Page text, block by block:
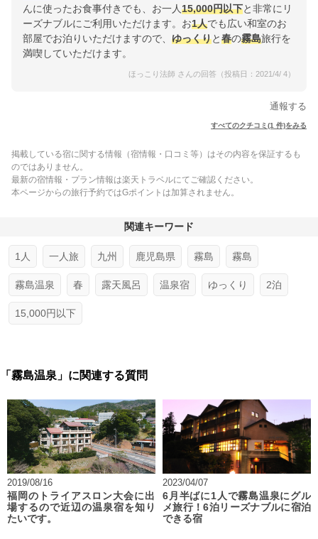
んに使ったお食事付きでも、お一人15,000円以下と非常にリ
ーズナブルにご利用いただけます。お1人でも広い和室のお
部屋でお泊りいただけますので、 ゆっくりと春の霧島旅行を
満喫していただけます。
ほっこり法師 さんの回答（投稿日：2021/4/ 4）
通報する
すべてのクチコミ(1 件)をみる
掲載している宿に関する情報（宿情報・口コミ等）はその内容を保証するも
のではありません。
最新の宿情報・プラン情報は楽天トラベルにてご確認ください。
本ページからの旅行予約ではGポイントは加算されません。
関連キーワード
1人 一人旅 九州 鹿児島県 霧島 霧島
霧島温泉 春 露天風呂 温泉宿 ゆっくり 2泊
15,000円以下
「霧島温泉」に関連する質問
2019/08/16
福岡のトライアスロン大会に出
場するので近辺の温泉宿を知り
たいです。
2023/04/07
6月半ばに1人で霧島温泉にグル
メ旅行！6泊リーズナブルに宿泊
できる宿